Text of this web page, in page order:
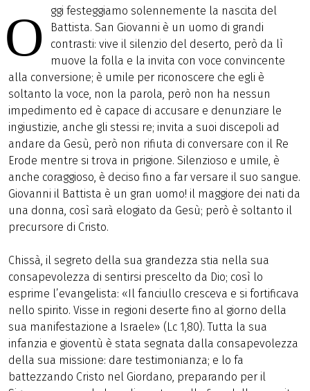
O
ggi festeggiamo solennemente la nascita del
Battista. San Giovanni è un uomo di grandi
contrasti: vive il silenzio del deserto, però da lì
muove la folla e la invita con voce convincente
alla conversione; è umile per riconoscere che egli è
soltanto la voce, non la parola, però non ha nessun
impedimento ed è capace di accusare e denunziare le
ingiustizie, anche gli stessi re; invita a suoi discepoli ad
andare da Gesù, però non rifiuta di conversare con il Re
Erode mentre si trova in prigione. Silenzioso e umile, è
anche coraggioso, è deciso fino a far versare il suo sangue.
Giovanni il Battista è un gran uomo! il maggiore dei nati da
una donna, così sarà elogiato da Gesù; però è soltanto il
precursore di Cristo.
Chissà, il segreto della sua grandezza stia nella sua
consapevolezza di sentirsi prescelto da Dio; così lo
esprime l’evangelista: «Il fanciullo cresceva e si fortificava
nello spirito. Visse in regioni deserte fino al giorno della
sua manifestazione a Israele» (Lc 1,80). Tutta la sua
infanzia e gioventù è stata segnata dalla consapevolezza
della sua missione: dare testimonianza; e lo fa
battezzando Cristo nel Giordano, preparando per il